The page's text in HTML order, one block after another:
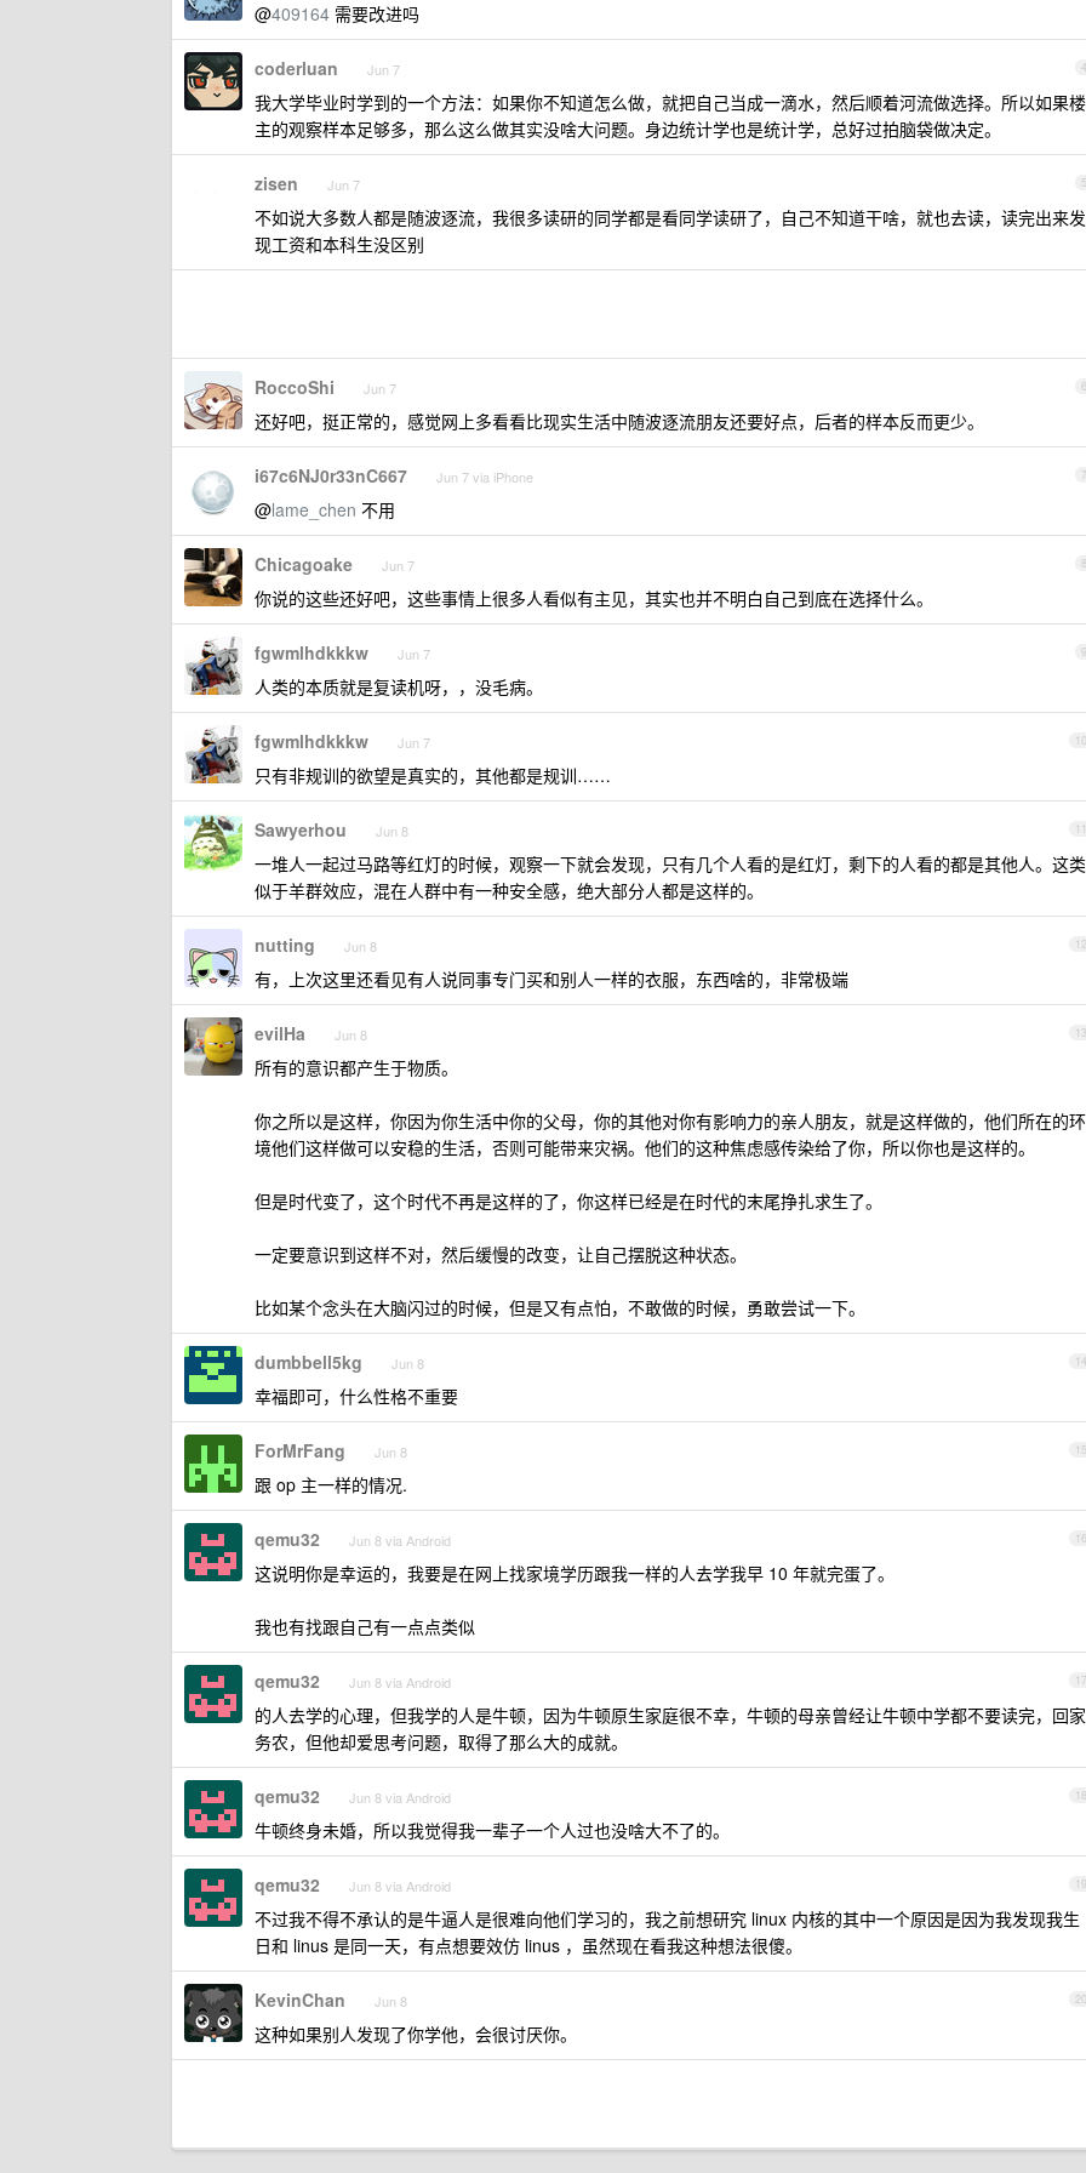
@409164 需要改进吗
4
coderluan Jun 7
我大学毕业时学到的一个方法：如果你不知道怎么做，就把自己当成一滴水，然后顺着河流做选择。所以如果楼
主的观察样本足够多，那么这么做其实没啥大问题。身边统计学也是统计学，总好过拍脑袋做决定。
5
zisen Jun 7
不如说大多数人都是随波逐流，我很多读研的同学都是看同学读研了，自己不知道干啥，就也去读，读完出来发
现工资和本科生没区别
6
RoccoShi Jun 7
还好吧，挺正常的，感觉网上多看看比现实生活中随波逐流朋友还要好点，后者的样本反而更少。
7
i67c6NJ0r33nC667 Jun 7 via iPhone
@lame_chen 不用
8
Chicagoake Jun 7
你说的这些还好吧，这些事情上很多人看似有主见，其实也并不明白自己到底在选择什么。
9
fgwmlhdkkkw Jun 7
人类的本质就是复读机呀，，没毛病。
10
fgwmlhdkkkw Jun 7
只有非规训的欲望是真实的，其他都是规训……
11
Sawyerhou Jun 8
一堆人一起过马路等红灯的时候，观察一下就会发现，只有几个人看的是红灯，剩下的人看的都是其他人。这类
似于羊群效应，混在人群中有一种安全感，绝大部分人都是这样的。
12
nutting Jun 8
有，上次这里还看见有人说同事专门买和别人一样的衣服，东西啥的，非常极端
13
evilHa Jun 8
所有的意识都产生于物质。
你之所以是这样，你因为你生活中你的父母，你的其他对你有影响力的亲人朋友，就是这样做的，他们所在的环
境他们这样做可以安稳的生活，否则可能带来灾祸。他们的这种焦虑感传染给了你，所以你也是这样的。
但是时代变了，这个时代不再是这样的了，你这样已经是在时代的末尾挣扎求生了。
一定要意识到这样不对，然后缓慢的改变，让自己摆脱这种状态。
比如某个念头在大脑闪过的时候，但是又有点怕，不敢做的时候，勇敢尝试一下。
14
dumbbell5kg Jun 8
幸福即可，什么性格不重要
15
ForMrFang Jun 8
跟 op 主一样的情况.
16
qemu32 Jun 8 via Android
这说明你是幸运的，我要是在网上找家境学历跟我一样的人去学我早 10 年就完蛋了。
我也有找跟自己有一点点类似
17
qemu32 Jun 8 via Android
的人去学的心理，但我学的人是牛顿，因为牛顿原生家庭很不幸，牛顿的母亲曾经让牛顿中学都不要读完，回家
务农，但他却爱思考问题，取得了那么大的成就。
18
qemu32 Jun 8 via Android
牛顿终身未婚，所以我觉得我一辈子一个人过也没啥大不了的。
19
qemu32 Jun 8 via Android
不过我不得不承认的是牛逼人是很难向他们学习的，我之前想研究 linux 内核的其中一个原因是因为我发现我生
日和 linus 是同一天，有点想要效仿 linus ，虽然现在看我这种想法很傻。
20
KevinChan Jun 8
这种如果别人发现了你学他，会很讨厌你。